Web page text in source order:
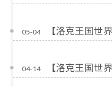
05-04 【洛克王国世
04-14 【洛克王国世